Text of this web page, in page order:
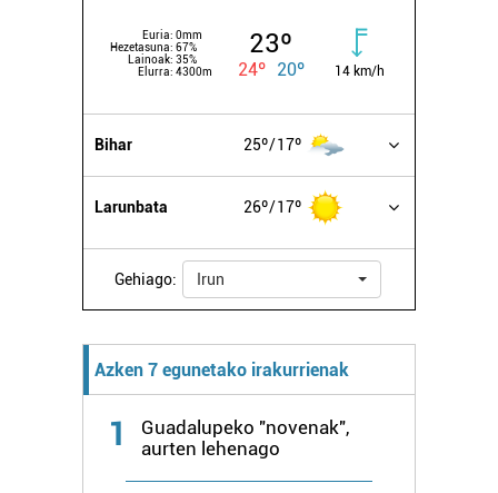
Euria: 0mm
Hezetasuna: 67%
Lainoak: 35%
Elurra: 4300m
23º
24º 20º 14 km/h
Bihar 25º 17º
Larunbata 26º 17º
Gehiago: Irun
Azken 7 egunetako irakurrienak
1
Guadalupeko "novenak",
aurten lehenago